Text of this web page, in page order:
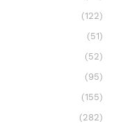
(122)
(51)
(52)
(95)
(155)
(282)